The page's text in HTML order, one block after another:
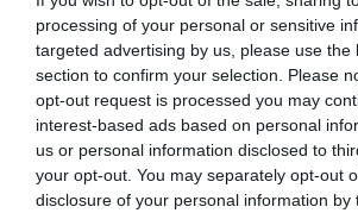
processing of your personal or sensitive
targeted advertising by us, please use the
section to confirm your selection. Please
opt-out request is processed you may
interest-based ads based on personal
us or personal information disclosed to
your opt-out. You may separately opt-out
disclosure of your personal information by
βαλίτσα του φετινού
καλοκαιριού έχει την
υπογραφή της Xiaomi
31.07.2026
ΟΛΗ Η ΡΟΗ ΕΙΔΗΣΕΩΝ